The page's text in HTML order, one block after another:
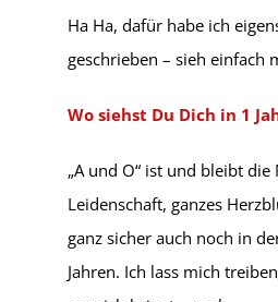
Ha Ha, dafür habe ich
geschrieben – sieh einfach
Wo siehst Du Dich in 1
„A und O“ ist und bleibt
Leidenschaft, ganzes
ganz sicher auch noch in
Jahren. Ich lass mich